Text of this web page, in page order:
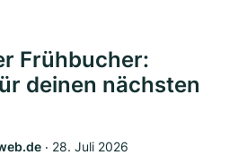
Frühbucher:
deinen nächsten
‧ 28. Juli 2026